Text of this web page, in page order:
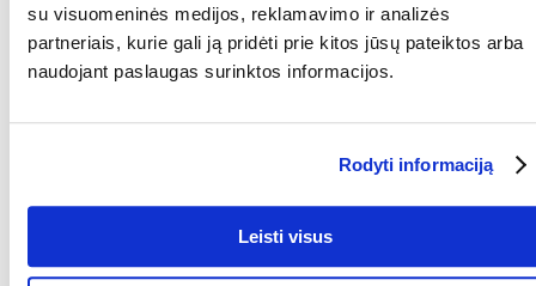
su visuomeninės medijos, reklamavimo ir analizės
partneriais, kurie gali ją pridėti prie kitos jūsų pateiktos arba
naudojant paslaugas surinktos informacijos.
Rodyti informaciją
Leisti visus
Parametrai
Kokios yra prekių vertinimo taisyklės?
Produktą gali vertinti tik registruoti FERA.LT klientai, kurie jį